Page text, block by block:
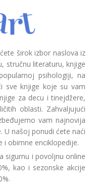
širok izbor naslova iz
stručnu literaturu, knjige
psihologiji, na
sve knjige koje su vam
za decu i tinejdžere,
oblasti. Zahvaljujući
vam najnovija
U našoj ponudi ćete naći
i obimne enciklopedije.
sigurnu i povoljnu online
kao i sezonske akcije